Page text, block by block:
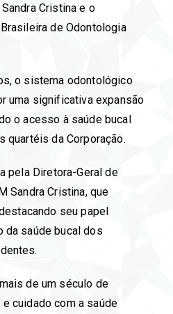
Cristina e o
de Odontologia
o sistema odontológico
uma significativa expansão
o acesso à saúde bucal
quartéis da Corporação.
pela Diretora-Geral de
Sandra Cristina, que
seu papel
da saúde bucal dos
de um século de
cuidado com a saúde